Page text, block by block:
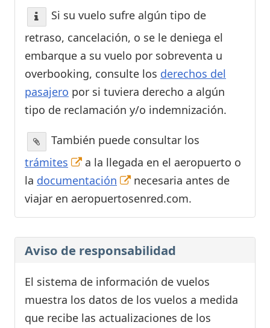
Si su vuelo sufre algún tipo de
retraso, cancelación, o se le deniega el
embarque a su vuelo por sobreventa u
overbooking, consulte los derechos del
pasajero por si tuviera derecho a algún
tipo de reclamación y/o indemnización.
También puede consultar los
trámites
a la llegada en el aeropuerto o
la documentación
necesaria antes de
viajar en aeropuertosenred.com.
Aviso de responsabilidad
El sistema de información de vuelos
muestra los datos de los vuelos a medida
que recibe las actualizaciones de los